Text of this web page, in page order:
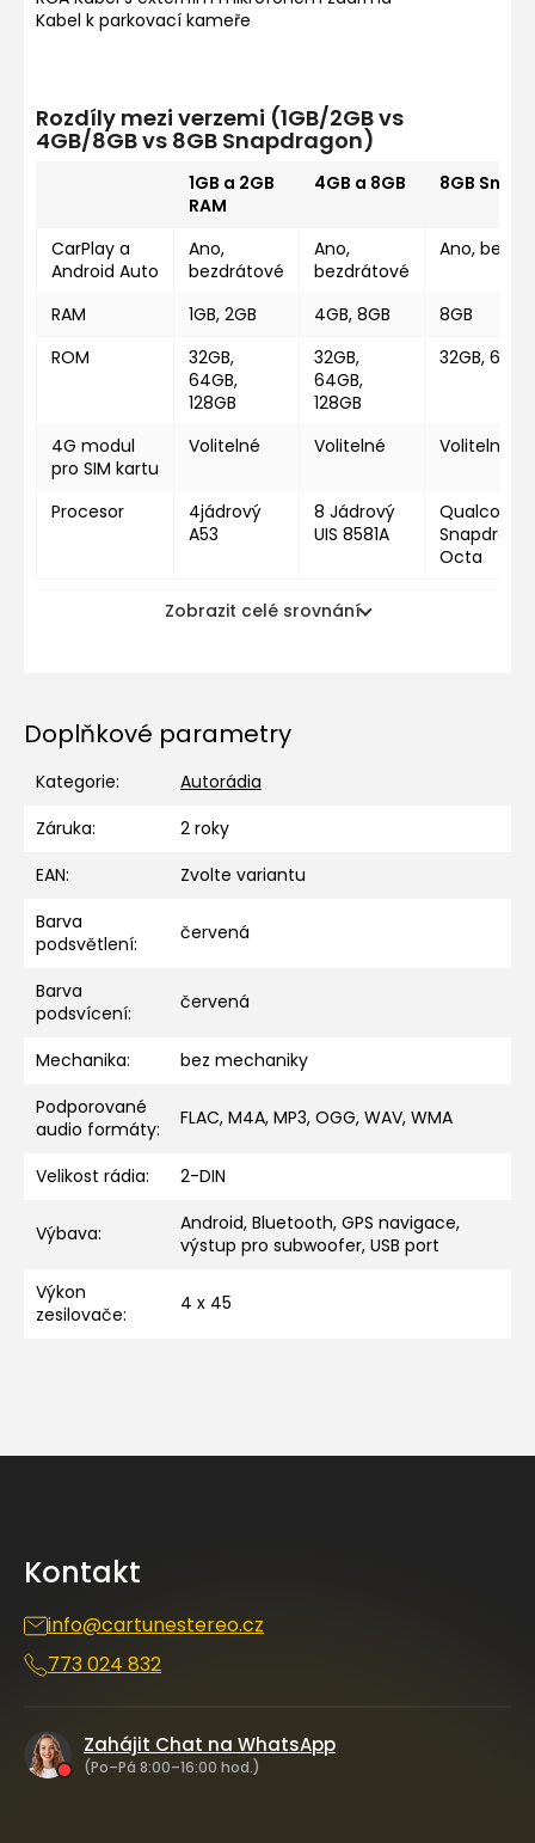
Kabel k parkovací kameře
Rozdíly mezi verzemi (1GB/2GB vs
4GB/8GB vs 8GB Snapdragon)
1GB a 2GB
RAM
4GB a 8GB 8GB
CarPlay a
Android Auto
Ano,
bezdrátové
Ano,
bezdrátové
Ano,
RAM 1GB, 2GB 4GB, 8GB
8GB
ROM
32GB,
64GB,
128GB
32GB,
64GB,
128GB
32GB,
4G modul
pro SIM kartu
Volitelné Volitelné Volitelné
Procesor
4jádrový
A53
8 Jádrový
UIS 8581A
Octa
Zobrazit celé srovnání
Doplňkové parametry
Kategorie:
Autorádia
Záruka:
2 roky
EAN:
Zvolte variantu
Barva
podsvětlení: červená
Barva
podsvícení: červená
Mechanika:
bez mechaniky
Podporované
audio formáty: FLAC, M4A, MP3, OGG, WAV, WMA
Velikost rádia: 2-DIN
Výbava:
Android, Bluetooth, GPS navigace,
výstup pro subwoofer, USB port
Výkon
zesilovače: 4 x 45
Kontakt
info@cartunestereo.cz
773 024 832
Zahájit Chat na WhatsApp
(Po–Pá 8:00–16:00 hod.)